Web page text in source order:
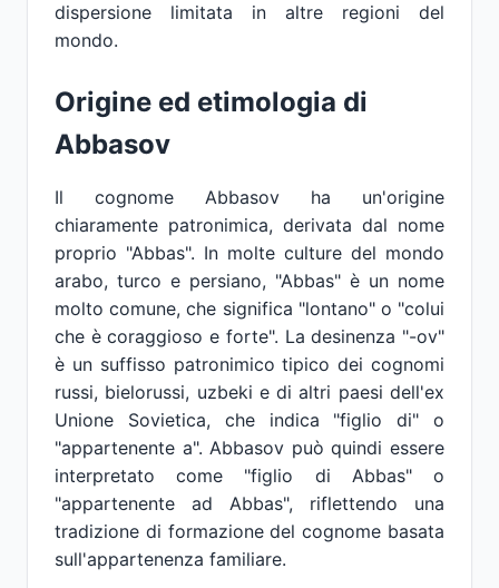
dispersione limitata in altre regioni del
mondo.
Origine ed etimologia di
Abbasov
Il cognome Abbasov ha un'origine
chiaramente patronimica, derivata dal nome
proprio "Abbas". In molte culture del mondo
arabo, turco e persiano, "Abbas" è un nome
molto comune, che significa "lontano" o "colui
che è coraggioso e forte". La desinenza "-ov"
è un suffisso patronimico tipico dei cognomi
russi, bielorussi, uzbeki e di altri paesi dell'ex
Unione Sovietica, che indica "figlio di" o
"appartenente a". Abbasov può quindi essere
interpretato come "figlio di Abbas" o
"appartenente ad Abbas", riflettendo una
tradizione di formazione del cognome basata
sull'appartenenza familiare.